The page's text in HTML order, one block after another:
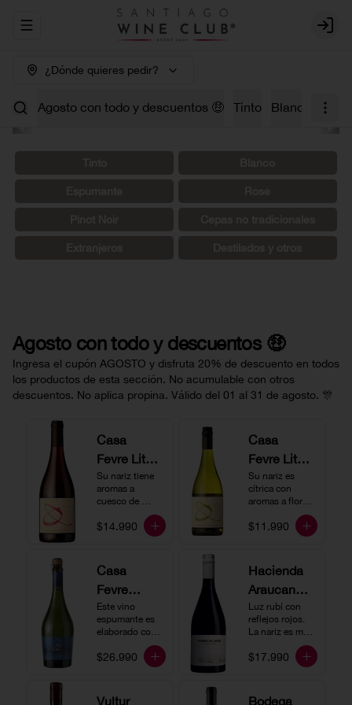
Abrir menu de navegación Login
¿Dónde quieres pedir?
Agosto con todo y descuentos 🤑 Tinto Blanco
Agosto con todo y descuentos 🤑
Ingresa el cupón AGOSTO y disfruta 20% de descuento en todos
los productos de esta sección. No acumulable con otros
descuentos. No aplica propina. Válido del 01 al 31 de agosto. 🎊
Casa
Fevre Little
Quino
Pinot Noir
Su nariz tiene
aromas a
cuesco de
frambuesa. En
boca tiene una
es un vino muy
vertical. Ideal
para beberlo
más frío como
acompañado de
$14.990
Casa
Fevre Little
Quino
Sauvignon
Su nariz es
cítrica con
aromas a flores
blancas y lima.
En boca tiene
vertical y de
persistencia
media. Ideal
para acompañar
con ostras.
$11.990
Casa
Fevre
Quino
Espumant
Este vino
espumante es
elaborado con
tradicional y se
produce a partir
Chardonnay y
$26.990
Hacienda
Araucano-
Lurton
Humo
Gran
Luz rubí con
reflejos rojos.
La nariz es muy
expresiva con
notas de fresa y
rico y redondo
$17.990
Vultur
Bodega